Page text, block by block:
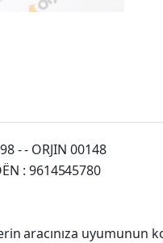
- - ORJIN 00148
: 9614545780
aracınıza uyumunun